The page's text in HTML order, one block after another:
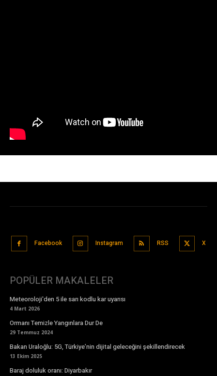
Facebook Instagram RSS X
POPÜLER MAKALELER
Meteoroloji'den 5 ile sarı kodlu kar uyarısı
4 Mart 2026
Ormanı Temizle Yangınlara Dur De
29 Temmuz 2024
Bakan Uraloğlu: 5G, Türkiye’nin dijital geleceğini şekillendirecek
13 Ekim 2025
Baraj doluluk oranı: Diyarbakır